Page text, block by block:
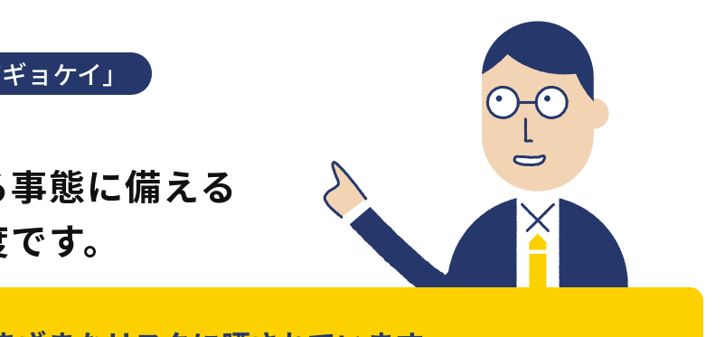
ョケイ」
事態に備える
す。